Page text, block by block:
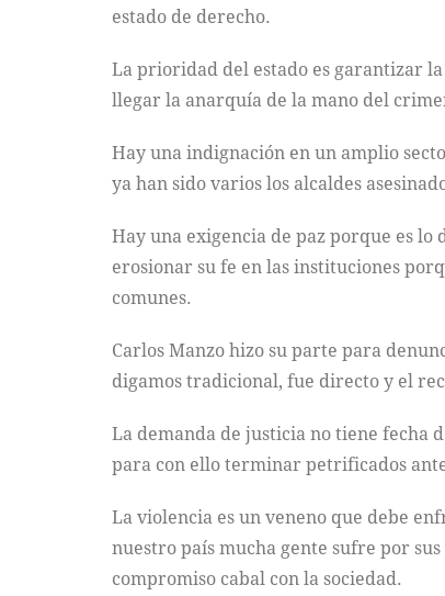
estado de derecho.
La prioridad del estado es garantizar
llegar la anarquía de la mano del
Hay una indignación en un amplio
ya han sido varios los alcaldes
Hay una exigencia de paz porque es
erosionar su fe en las instituciones
comunes.
Carlos Manzo hizo su parte para
digamos tradicional, fue directo y el
La demanda de justicia no tiene fecha
para con ello terminar petrificados
La violencia es un veneno que debe
nuestro país mucha gente sufre por
compromiso cabal con la sociedad.